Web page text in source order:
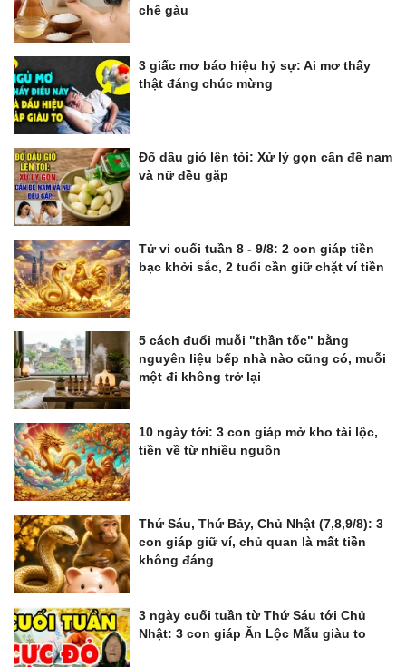
chế gàu
3 giấc mơ báo hiệu hỷ sự: Ai mơ thấy
thật đáng chúc mừng
Đổ dầu gió lên tỏi: Xử lý gọn cấn đề nam
và nữ đều gặp
Tử vi cuối tuần 8 - 9/8: 2 con giáp tiền
bạc khởi sắc, 2 tuổi cần giữ chặt ví tiền
5 cách đuổi muỗi "thần tốc" bằng
nguyên liệu bếp nhà nào cũng có, muỗi
một đi không trở lại
10 ngày tới: 3 con giáp mở kho tài lộc,
tiền về từ nhiều nguồn
Thứ Sáu, Thứ Bảy, Chủ Nhật (7,8,9/8): 3
con giáp giữ ví, chủ quan là mất tiền
không đáng
3 ngày cuối tuần từ Thứ Sáu tới Chủ
Nhật: 3 con giáp Ăn Lộc Mẫu giàu to